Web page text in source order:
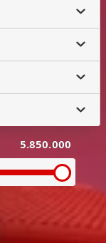
5.850.000